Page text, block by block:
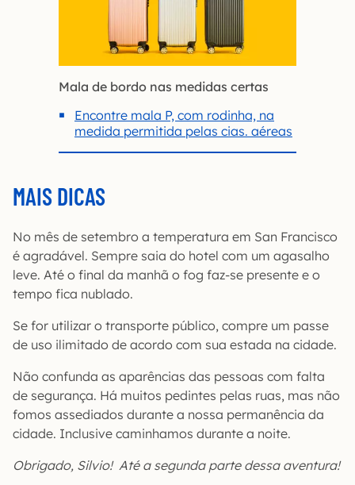
Mala de bordo nas medidas certas
Encontre mala P, com rodinha, na
medida permitida pelas cias. aéreas
MAIS DICAS
No mês de setembro a temperatura em San Francisco
é agradável. Sempre saia do hotel com um agasalho
leve. Até o final da manhã o fog faz-se presente e o
tempo fica nublado.
Se for utilizar o transporte público, compre um passe
de uso ilimitado de acordo com sua estada na cidade.
Não confunda as aparências das pessoas com falta
de segurança. Há muitos pedintes pelas ruas, mas não
fomos assediados durante a nossa permanência da
cidade. Inclusive caminhamos durante a noite.
Obrigado, Silvio! Até a segunda parte dessa aventura!